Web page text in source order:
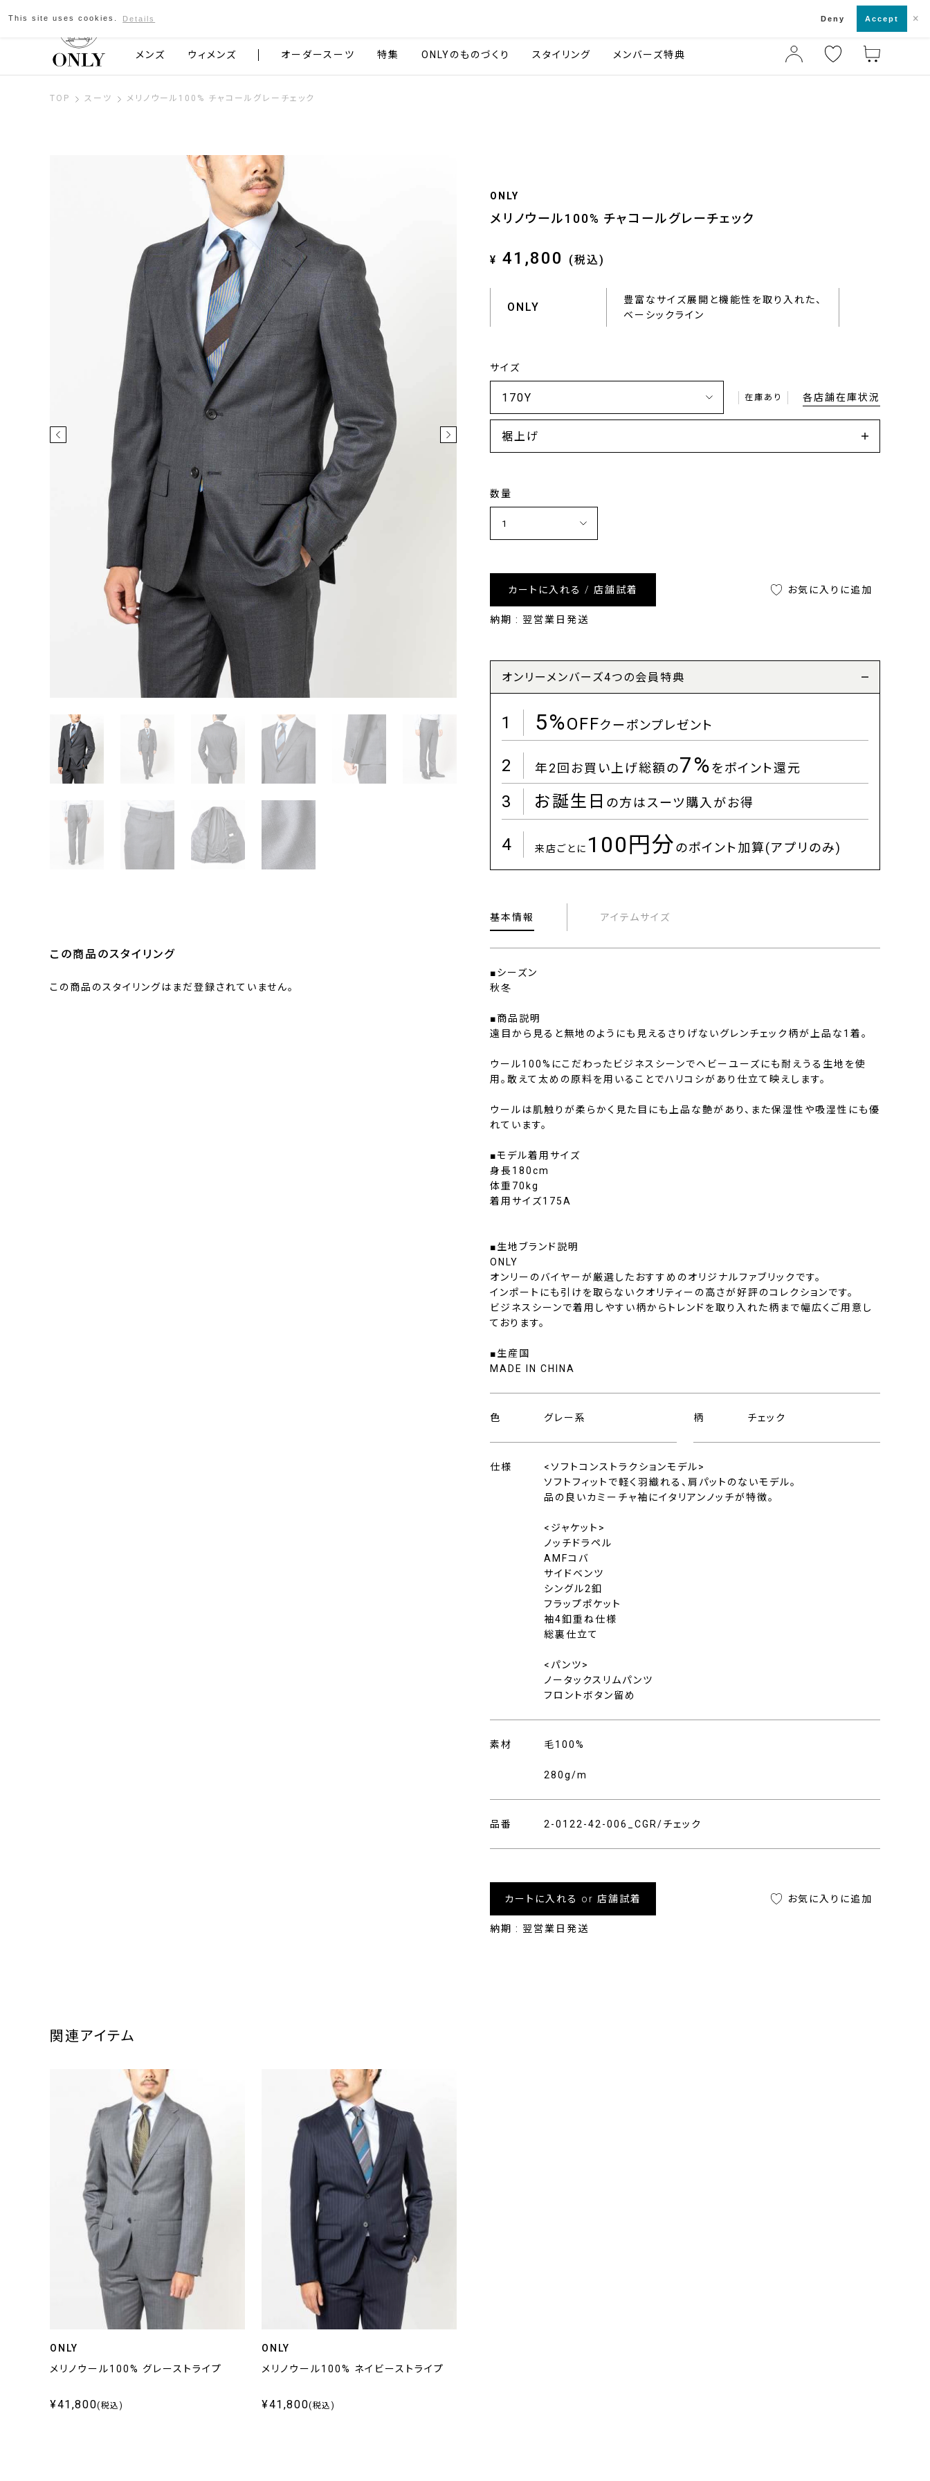
京都発のスーツブランド ONLY
メンズ ウィメンズ オーダースーツ 特集 ONLYのものづくり スタイリング メンバーズ特典
TOP スーツ メリノウール100% チャコールグレーチェック
ONLY
メリノウール100% チャコールグレーチェック
¥ 41,800 (税込)
ONLY
豊富なサイズ展開と機能性を取り入れた、
ベーシックライン
サイズ
在庫あり 各店舗在庫状況
裾上げ
数量
カートに入れる / 店舗試着
納期 : 翌営業日発送
お気に入りに追加
オンリーメンバーズ4つの会員特典
1 5%OFFクーポンプレゼント
2 年2回お買い上げ総額の7%をポイント還元
3 お誕生日 の方はスーツ購入がお得
4 来店ごとに 100円分のポイント加算(アプリのみ)
基本情報 アイテムサイズ
■シーズン
秋冬
■商品説明
遠目から見ると無地のようにも見えるさりげないグレンチェック柄が上品な1着。
ウール100%にこだわったビジネスシーンでヘビーユーズにも耐えうる生地を使
用。敢えて太めの原料を用いることでハリコシがあり仕立て映えします。
ウールは肌触りが柔らかく見た目にも上品な艶があり、また保湿性や吸湿性にも優
れています。
■モデル着用サイズ
身長180cm
体重70kg
着用サイズ175A
■生地ブランド説明
ONLY
オンリーのバイヤーが厳選したおすすめのオリジナルファブリックです。
インポートにも引けを取らないクオリティーの高さが好評のコレクションです。
ビジネスシーンで着用しやすい柄からトレンドを取り入れた柄まで幅広くご用意し
ております。
■生産国
MADE IN CHINA
色 グレー系 柄 チェック
仕様
<ソフトコンストラクションモデル>
ソフトフィットで軽く羽織れる、肩パットのないモデル。
品の良いカミーチャ袖にイタリアンノッチが特徴。
<ジャケット>
ノッチドラペル
AMFコバ
サイドベンツ
シングル2釦
フラップポケット
袖4釦重ね仕様
総裏仕立て
<パンツ>
ノータックスリムパンツ
フロントボタン留め
素材 毛100%
280g/m
品番 2-0122-42-006_CGR/チェック
カートに入れる or 店舗試着
納期 : 翌営業日発送
お気に入りに追加
この商品のスタイリング
この商品のスタイリングはまだ登録されていません。
関連アイテム
ONLY
メリノウール100% グレーストライプ
¥41,800(税込)
ONLY
メリノウール100% ネイビーストライプ
¥41,800(税込)
This site uses cookies. Details Deny Accept ×